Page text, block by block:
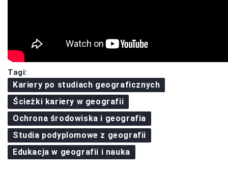
Tagi:
Kariery po studiach geograficznych
Ścieżki kariery w geografii
Ochrona środowiska i geografia
Studia podyplomowe z geografii
Edukacja w geografii i nauka